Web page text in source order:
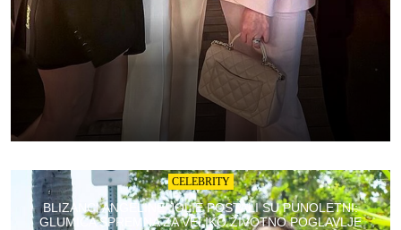
CELEBRITY
BLIZANCI ANGELINE JOLIE POSTALI SU PUNOLETNI:
GLUMICA SPREMNA ZA VELIKO ŽIVOTNO POGLAVLJE